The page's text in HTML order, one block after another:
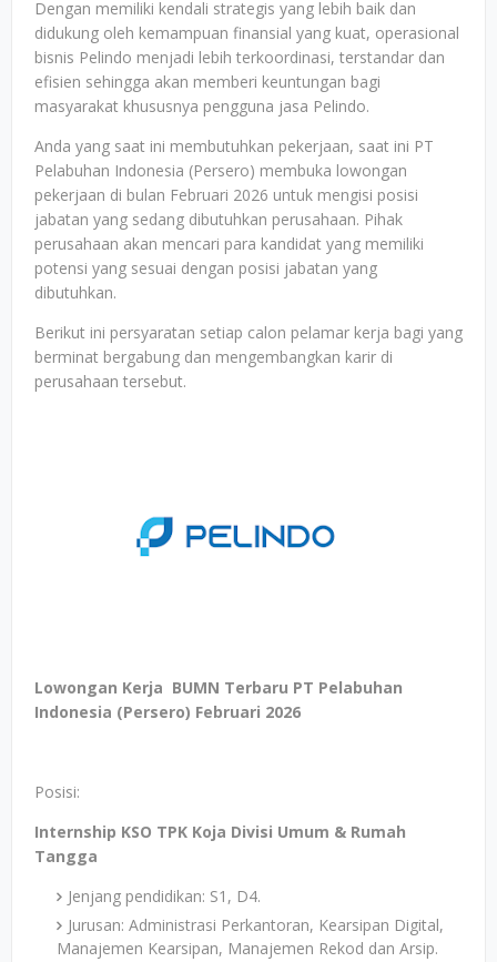
Dengan memiliki kendali strategis yang lebih baik dan
didukung oleh kemampuan finansial yang kuat, operasional
bisnis Pelindo menjadi lebih terkoordinasi, terstandar dan
efisien sehingga akan memberi keuntungan bagi
masyarakat khususnya pengguna jasa Pelindo.
Anda yang saat ini membutuhkan pekerjaan, saat ini PT
Pelabuhan Indonesia (Persero) membuka lowongan
pekerjaan di bulan Februari 2026 untuk mengisi posisi
jabatan yang sedang dibutuhkan perusahaan. Pihak
perusahaan akan mencari para kandidat yang memiliki
potensi yang sesuai dengan posisi jabatan yang
dibutuhkan.
Berikut ini persyaratan setiap calon pelamar kerja bagi yang
berminat bergabung dan mengembangkan karir di
perusahaan tersebut.
Lowongan Kerja BUMN Terbaru PT Pelabuhan
Indonesia (Persero) Februari 2026
Posisi:
Internship KSO TPK Koja Divisi Umum & Rumah
Tangga
Jenjang pendidikan: S1, D4.
Jurusan: Administrasi Perkantoran, Kearsipan Digital,
Manajemen Kearsipan, Manajemen Rekod dan Arsip.